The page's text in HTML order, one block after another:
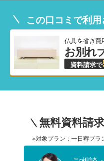
この口コミで利
仏具を省き費
お別れ
資料請求で
無料資料請求
※対象プラン：一日葬プラ